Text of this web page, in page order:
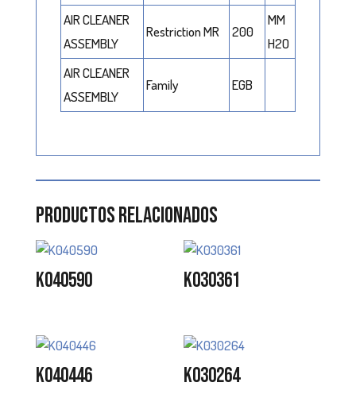
AIR CLEANER
ASSEMBLY
Restriction MR 200
MM
H2O
AIR CLEANER
ASSEMBLY
Family EGB
Productos relacionados
K040590 K030361
K040446 K030264